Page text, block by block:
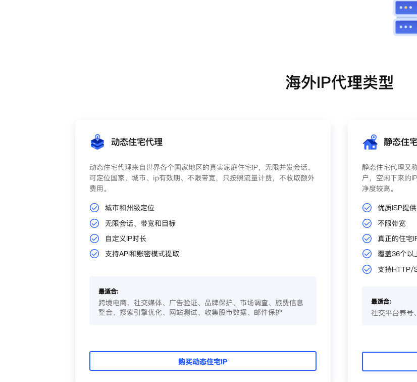
海外IP代理类型
动态住宅代理
动态住宅代理来自世界各个国家地区的真实家庭住宅IP，无限并发会话、
可定位国家、城市、ip有效期、不限带宽，只按照流量计费，不收取额外
费用。
城市和州级定位
无限会话、带宽和目标
自定义IP时长
支持API和账密模式提取
最适合:
跨境电商、社交媒体、广告验证、品牌保护、市场调查、旅费信息
整合、搜索引擎优化、网站测试、收集股市数据、邮件保护
购买动态住宅IP
静态住
静态住宅代理又
户，空闲下来的
净度较高。
优质ISP提
不限带宽
真正的住宅
覆盖36个以
支持HTTP/
最适合:
社交平台养号